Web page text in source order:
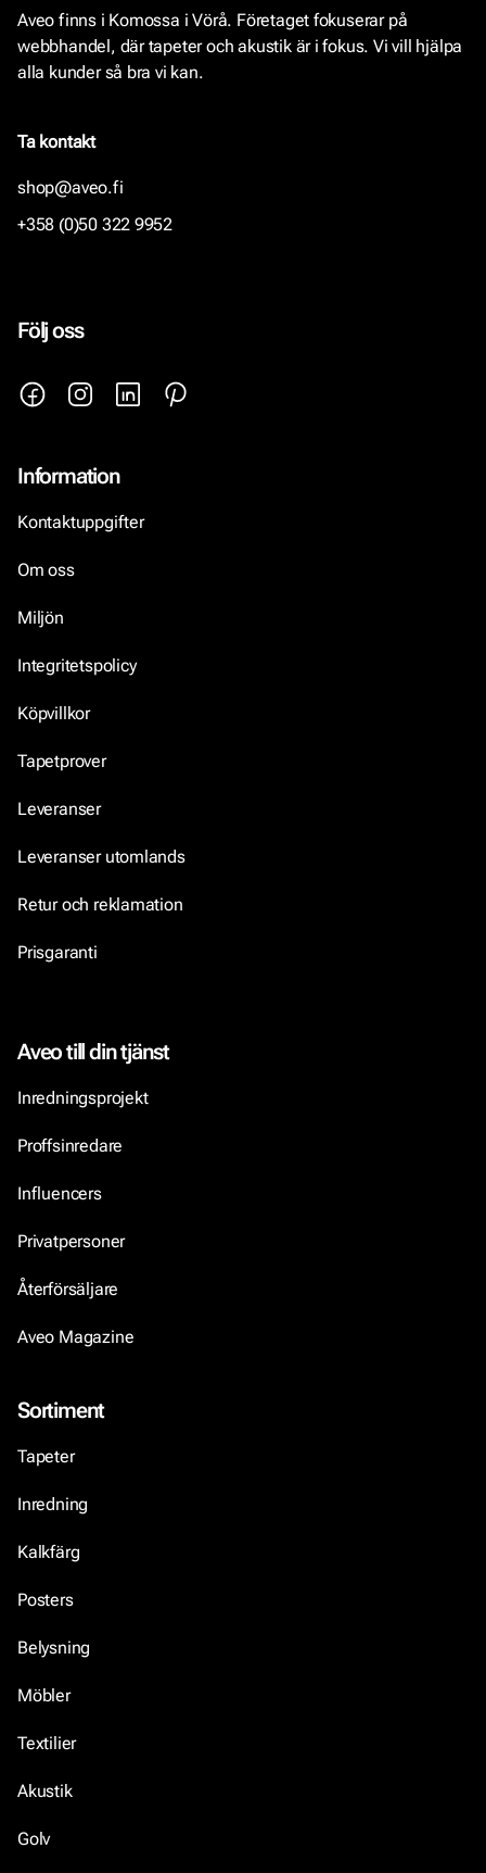
Aveo finns i Komossa i Vörå. Företaget fokuserar på
webbhandel, där tapeter och akustik är i fokus. Vi vill hjälpa
alla kunder så bra vi kan.
Ta kontakt
shop@aveo.fi
+358 (0)50 322 9952
Följ oss
Information
Kontaktuppgifter
Om oss
Miljön
Integritetspolicy
Köpvillkor
Tapetprover
Leveranser
Leveranser utomlands
Retur och reklamation
Prisgaranti
Aveo till din tjänst
Inredningsprojekt
Proffsinredare
Influencers
Privatpersoner
Återförsäljare
Aveo Magazine
Sortiment
Tapeter
Inredning
Kalkfärg
Posters
Belysning
Möbler
Textilier
Akustik
Golv